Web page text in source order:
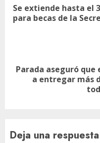
entradas
Se extiende hasta el
para becas de la
Siguiente
Parada aseguró que
a entregar más
Deja una respuesta